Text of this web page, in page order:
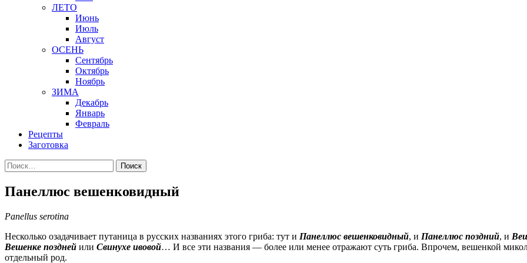
ЛЕТО
Июнь
Июль
Август
ОСЕНЬ
Сентябрь
Октябрь
Ноябрь
ЗИМА
Декабрь
Январь
Февраль
Рецепты
Заготовка
Найти:
Панеллюс вешенковидный
Panellus serotina
Несколько озадачивает путаница в русских названиях этого гриба: тут и Панеллюс вешенковидный, и Панеллюс поздний, и
Вешенке поздней или Свинухе ивовой… И все эти названия — более или менее отражают суть гриба. Впрочем, вешенкой
отдельный род.